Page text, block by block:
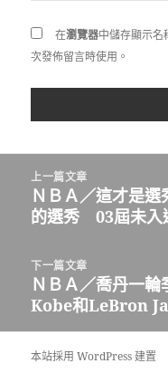
在瀏覽器中儲存顯示名
次發佈留言時使用。
上一篇文章
上
一
文
章:
ＮＢＡ／這才是
的選秀 03屆未入
下一篇文章
下
一
篇
文
ＮＢＡ／喬丹一
Kobe和LeBron
本站採用 WordPress 建置